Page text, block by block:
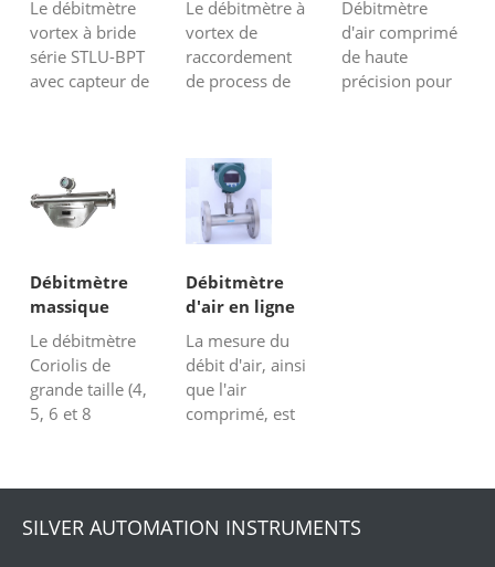
très faible
débit...
vraiment
encombr...
d'énergie,
l'industrie sid...
compensation
Le débitmètre
vortex à bride
série STLU-BPT
avec capteur de
du capteur de
pression est un
choix parfait
de débit de gaz
ou de vapeur
(vapeur
saturée...
compensation
Le débitmètre à
vortex de
raccordement
de process de
compensation
intégrale de
température et
de pression est
un choix parfait
pour le débit de
gaz ou de
vapeur (vapeur
satur...
Débitmètre
d'air comprimé
de haute
précision pour
Débitmètre
massique
Coriolis de
grande taille
Le débitmètre
Coriolis de
grande taille (4,
5, 6 et 8
mesure de
précise pour le
Débitmètre
d'air en ligne
La mesure du
débit d'air, ainsi
que l'air
comprimé, est
nombreuses
industries,
SILVER AUTOMATION INSTRUMENTS